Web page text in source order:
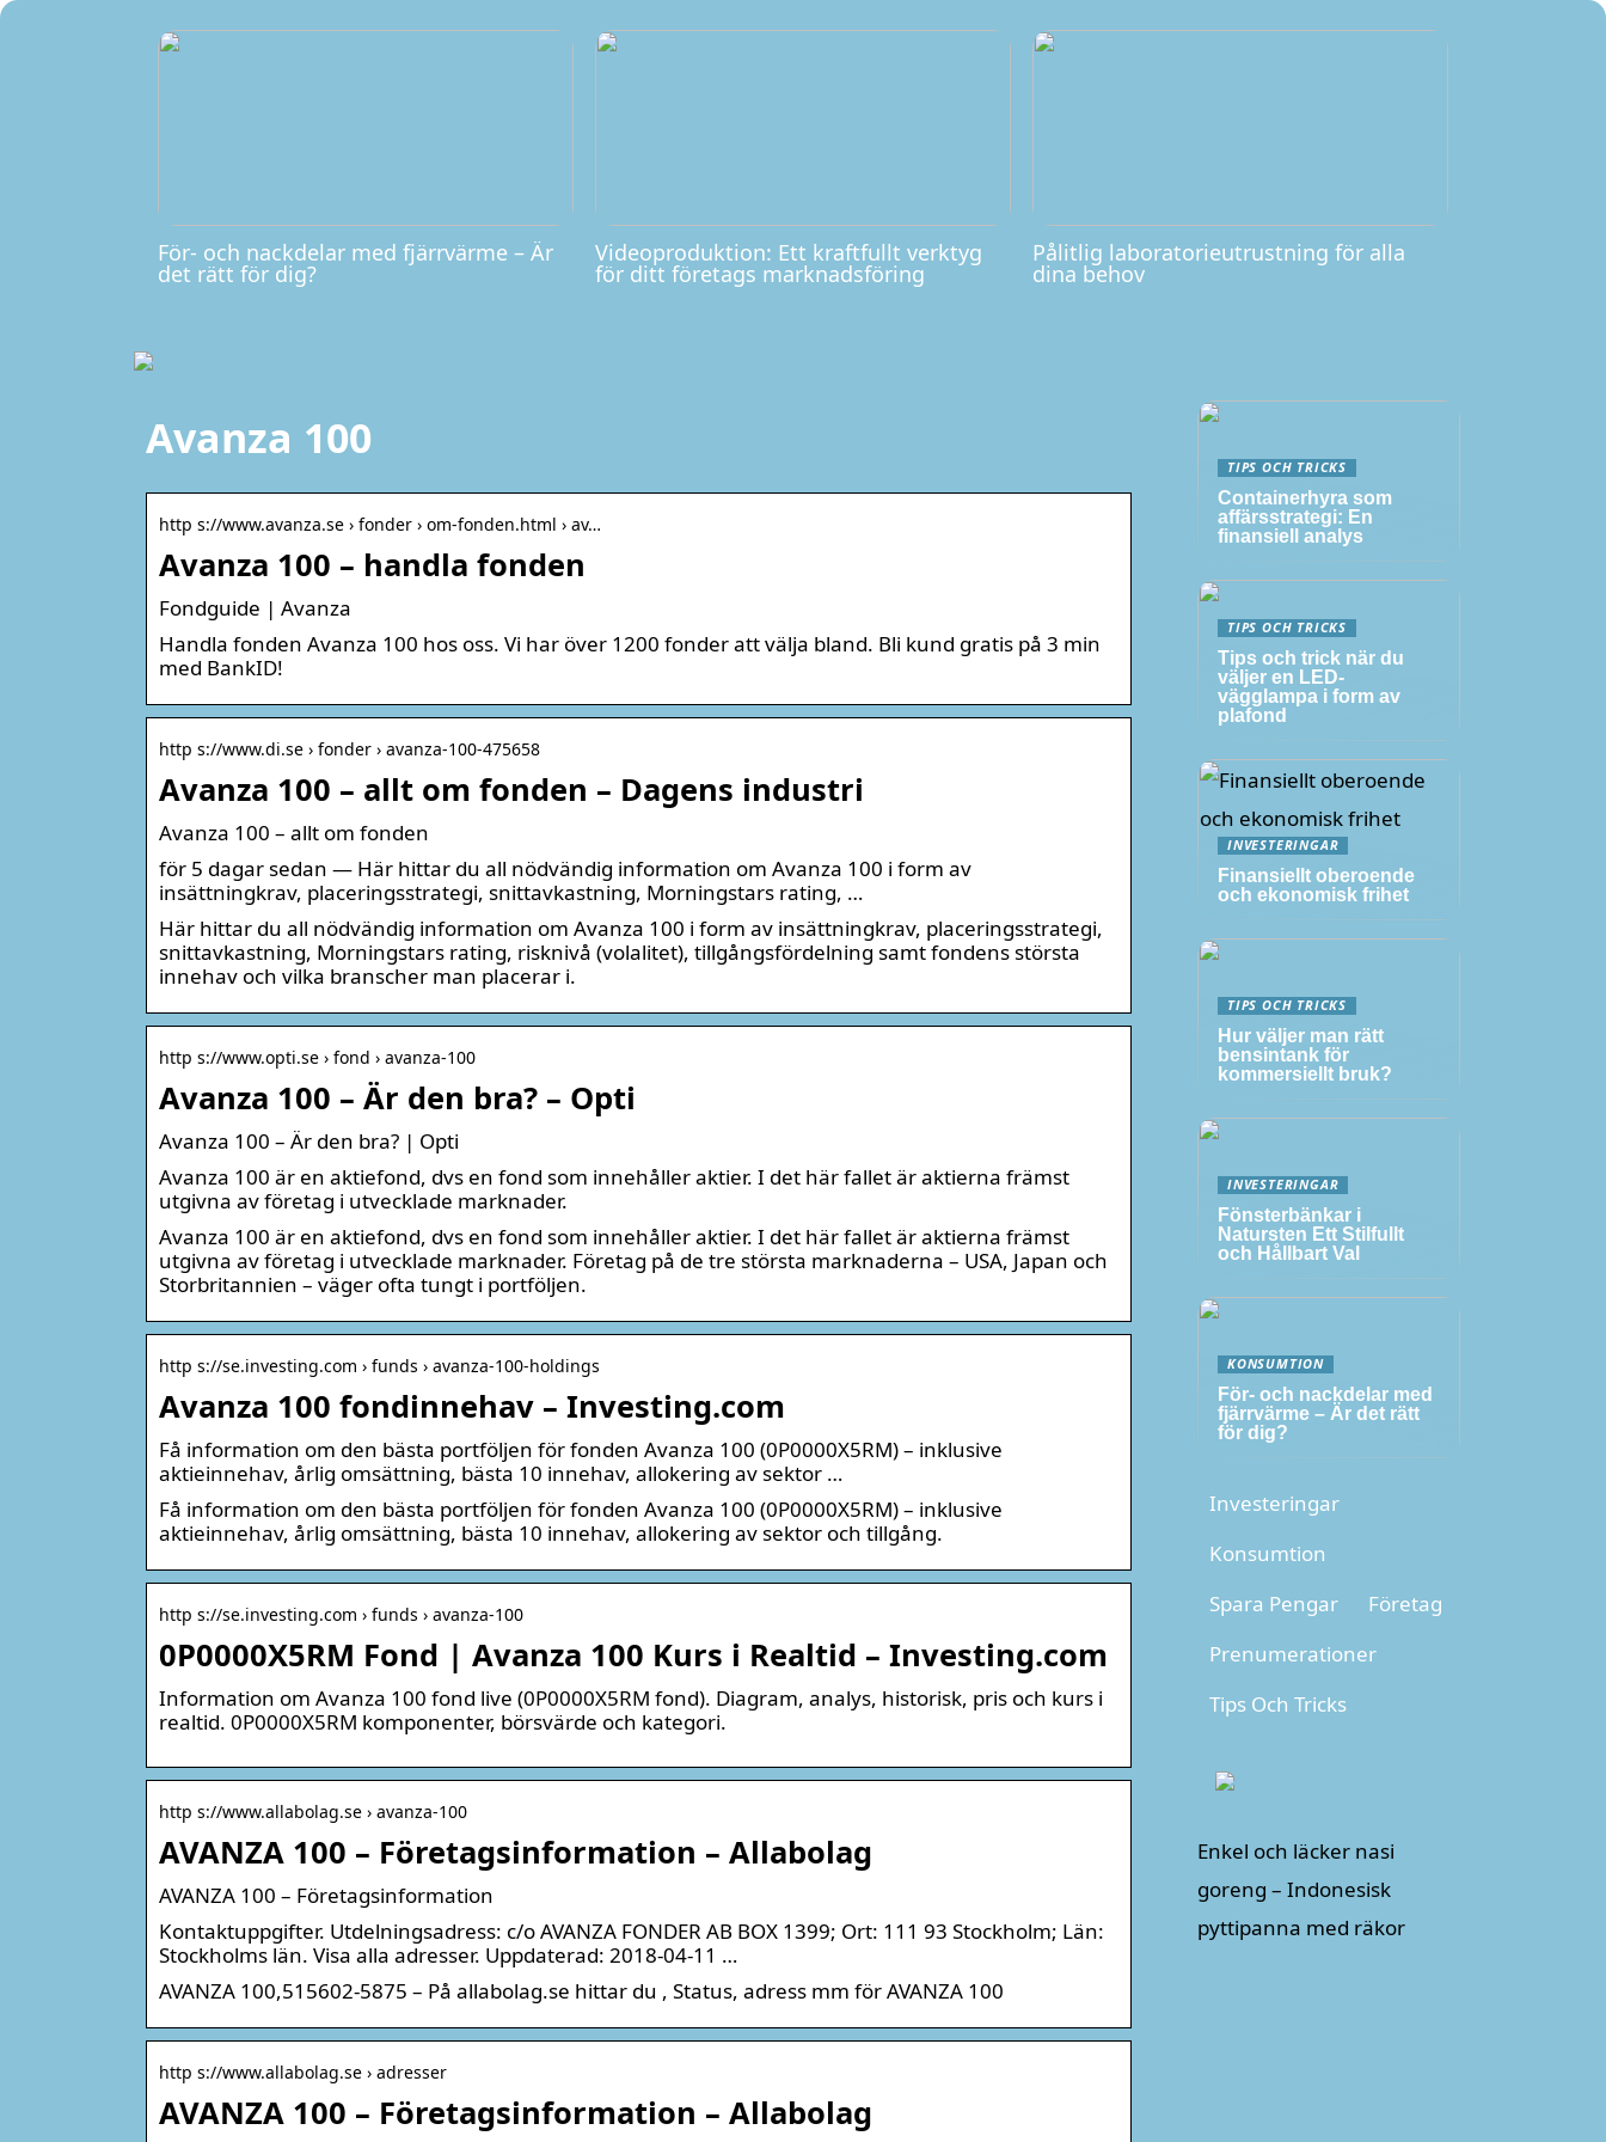
För- och nackdelar med fjärrvärme – Är
det rätt för dig?
Videoproduktion: Ett kraftfullt verktyg
för ditt företags marknadsföring
Pålitlig laboratorieutrustning för alla
dina behov
Avanza 100
http s://www.avanza.se › fonder › om-fonden.html › av…
Avanza 100 – handla fonden
Fondguide | Avanza
Handla fonden Avanza 100 hos oss. Vi har över 1200 fonder att välja bland. Bli kund gratis på 3 min
med BankID!
http s://www.di.se › fonder › avanza-100-475658
Avanza 100 – allt om fonden – Dagens industri
Avanza 100 – allt om fonden
för 5 dagar sedan — Här hittar du all nödvändig information om Avanza 100 i form av
insättningkrav, placeringsstrategi, snittavkastning, Morningstars rating, …
Här hittar du all nödvändig information om Avanza 100 i form av insättningkrav, placeringsstrategi,
snittavkastning, Morningstars rating, risknivå (volalitet), tillgångsfördelning samt fondens största
innehav och vilka branscher man placerar i.
http s://www.opti.se › fond › avanza-100
Avanza 100 – Är den bra? – Opti
Avanza 100 – Är den bra? | Opti
Avanza 100 är en aktiefond, dvs en fond som innehåller aktier. I det här fallet är aktierna främst
utgivna av företag i utvecklade marknader.
Avanza 100 är en aktiefond, dvs en fond som innehåller aktier. I det här fallet är aktierna främst
utgivna av företag i utvecklade marknader. Företag på de tre största marknaderna – USA, Japan och
Storbritannien – väger ofta tungt i portföljen.
http s://se.investing.com › funds › avanza-100-holdings
Avanza 100 fondinnehav – Investing.com
Få information om den bästa portföljen för fonden Avanza 100 (0P0000X5RM) – inklusive
aktieinnehav, årlig omsättning, bästa 10 innehav, allokering av sektor …
Få information om den bästa portföljen för fonden Avanza 100 (0P0000X5RM) – inklusive
aktieinnehav, årlig omsättning, bästa 10 innehav, allokering av sektor och tillgång.
http s://se.investing.com › funds › avanza-100
0P0000X5RM Fond | Avanza 100 Kurs i Realtid – Investing.com
Information om Avanza 100 fond live (0P0000X5RM fond). Diagram, analys, historisk, pris och kurs i
realtid. 0P0000X5RM komponenter, börsvärde och kategori.
http s://www.allabolag.se › avanza-100
AVANZA 100 – Företagsinformation – Allabolag
AVANZA 100 – Företagsinformation
Kontaktuppgifter. Utdelningsadress: c/o AVANZA FONDER AB BOX 1399; Ort: 111 93 Stockholm; Län:
Stockholms län. Visa alla adresser. Uppdaterad: 2018-04-11 …
AVANZA 100,515602-5875 – På allabolag.se hittar du , Status, adress mm för AVANZA 100
http s://www.allabolag.se › adresser
AVANZA 100 – Företagsinformation – Allabolag
TIPS OCH TRICKS
Containerhyra som
affärsstrategi: En
finansiell analys
TIPS OCH TRICKS
Tips och trick när du
väljer en LED-
vägglampa i form av
plafond
INVESTERINGAR
Finansiellt oberoende
och ekonomisk frihet
TIPS OCH TRICKS
Hur väljer man rätt
bensintank för
kommersiellt bruk?
INVESTERINGAR
Fönsterbänkar i
Natursten Ett Stilfullt
och Hållbart Val
KONSUMTION
För- och nackdelar med
fjärrvärme – Är det rätt
för dig?
Investeringar
Konsumtion
Spara Pengar
Företag
Prenumerationer
Tips Och Tricks
Enkel och läcker nasi
goreng – Indonesisk
pyttipanna med räkor